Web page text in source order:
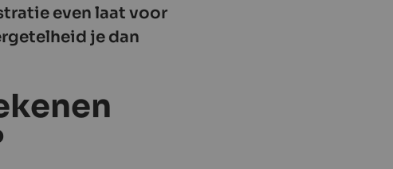
even laat voor
je dan